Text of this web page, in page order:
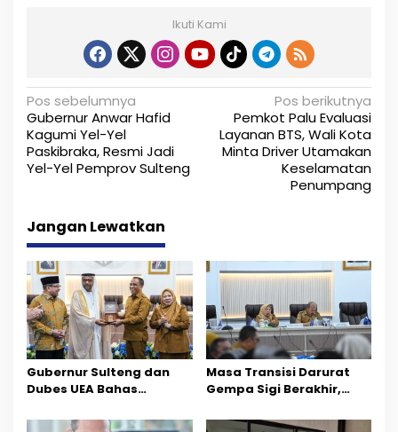
Ikuti Kami
N
a
v
g
a
s
i
p
o
s
Pos sebelumnya
Gubernur Anwar Hafid
Kagumi Yel-Yel
Paskibraka, Resmi Jadi
Yel-Yel Pemprov Sulteng
Pos berikutnya
Pemkot Palu Evaluasi
Layanan BTS, Wali Kota
Minta Driver Utamakan
Keselamatan
Penumpang
Jangan Lewatkan
Gubernur Sulteng dan
Dubes UEA Bahas
Sektor Jadi Prioritas
Masa Transisi Darurat
Gempa Sigi Berakhir,
Percepatan Pemulihan